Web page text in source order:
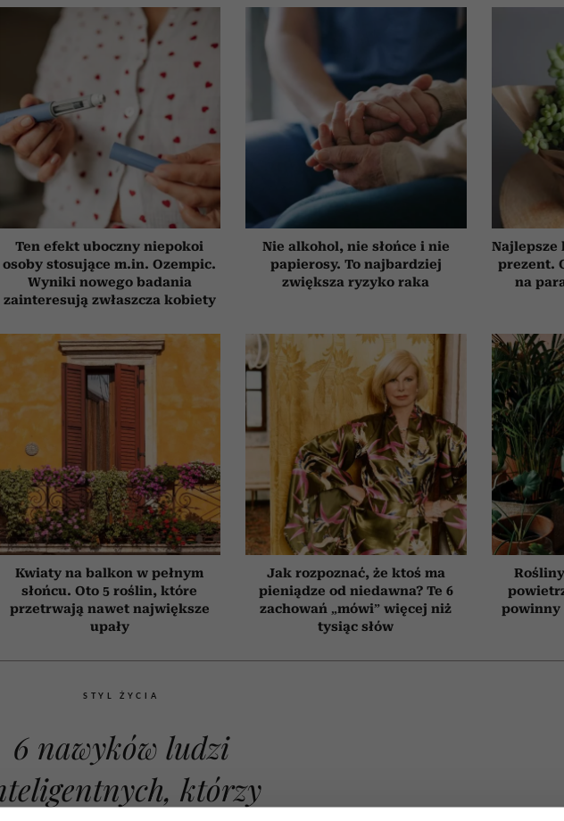
Ten efekt uboczny niepokoi
osoby stosujące m.in. Ozempic.
Wyniki nowego badania
zainteresują zwłaszcza kobiety
Nie alkohol, nie słońce i nie
papierosy. To najbardziej
zwiększa ryzyko raka
Najlepsze
prezent.
na
Kwiaty na balkon w pełnym
słońcu. Oto 5 roślin, które
przetrwają nawet największe
upały
Jak rozpoznać, że ktoś ma
pieniądze od niedawna? Te 6
zachowań „mówi” więcej niż
tysiąc słów
powinny
STYL ŻYCIA